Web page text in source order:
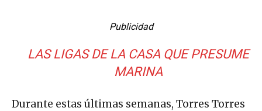
Publicidad
LAS LIGAS DE LA CASA QUE PRESUME
MARINA
Durante estas últimas semanas, Torres Torres